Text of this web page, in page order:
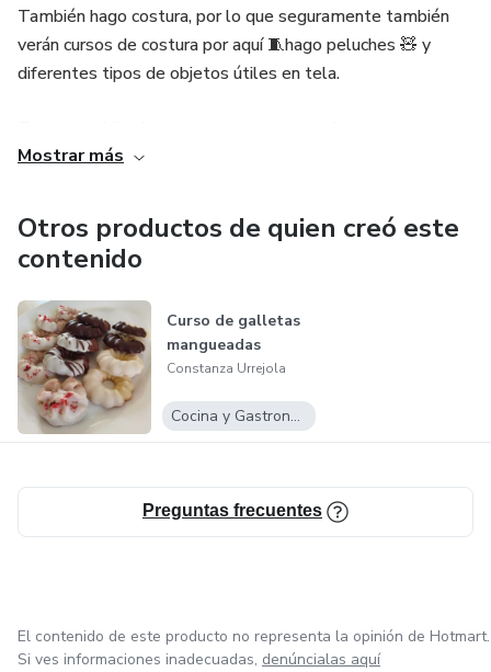
También hago costura, por lo que seguramente también
verán cursos de costura por aquí 🧵hago peluches 🧸 y
diferentes tipos de objetos útiles en tela.
mucho y trato de darles la mejor calidad de vida posible,
Mostrar más
Otros productos de quien creó este
contenido
Curso de galletas
mangueadas
Constanza Urrejola
Cocina y Gastronomía
Preguntas frecuentes
El contenido de este producto no representa la opinión de Hotmart.
Si ves informaciones inadecuadas, denúncialas aquí